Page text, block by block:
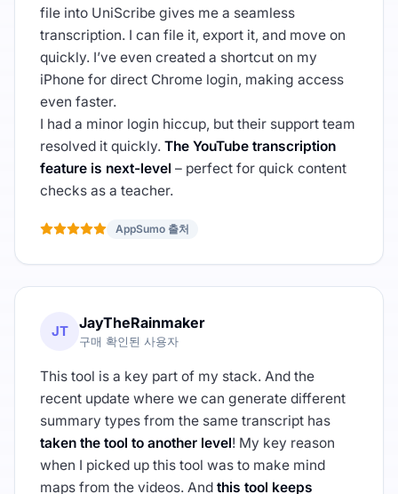
file into UniScribe gives me a seamless
transcription. I can file it, export it, and move on
quickly. I’ve even created a shortcut on my
iPhone for direct Chrome login, making access
even faster.
I had a minor login hiccup, but their support team
resolved it quickly. The YouTube transcription
feature is next-level – perfect for quick content
checks as a teacher.
AppSumo 출처
JT JayTheRainmaker
구매 확인된 사용자
This tool is a key part of my stack. And the
recent update where we can generate different
summary types from the same transcript has
taken the tool to another level! My key reason
when I picked up this tool was to make mind
maps from the videos. And this tool keeps